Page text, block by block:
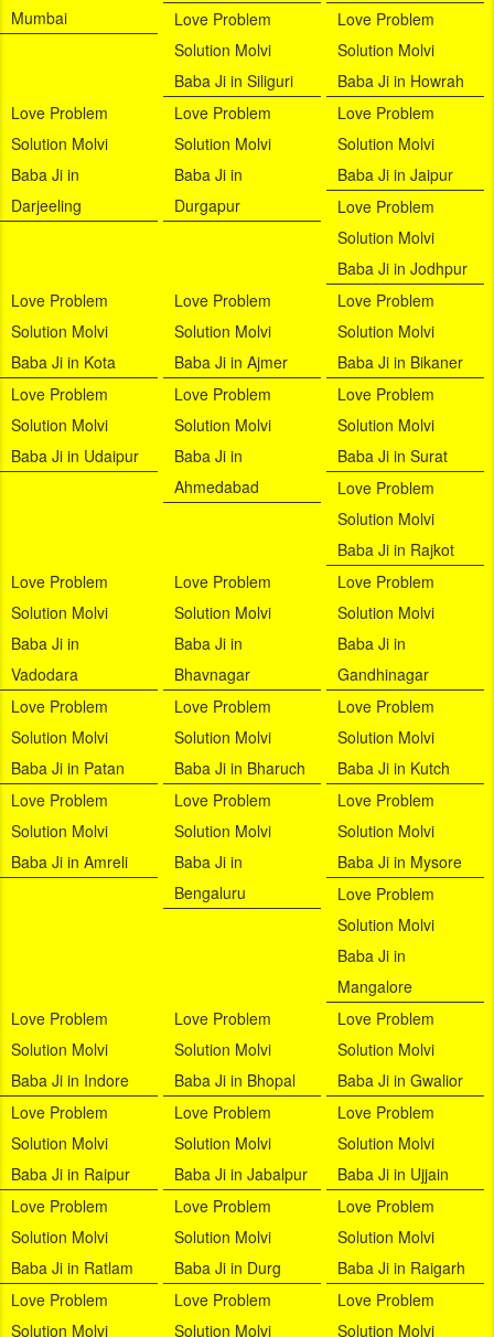
Mumbai
Love Problem
Solution Molvi
Baba Ji in Siliguri
Love Problem
Solution Molvi
Baba Ji in Howrah
Love Problem
Solution Molvi
Baba Ji in
Darjeeling
Love Problem
Solution Molvi
Baba Ji in
Durgapur
Love Problem
Solution Molvi
Baba Ji in Jaipur
Love Problem
Solution Molvi
Baba Ji in Jodhpur
Love Problem
Solution Molvi
Baba Ji in Kota
Love Problem
Solution Molvi
Baba Ji in Ajmer
Love Problem
Solution Molvi
Baba Ji in Bikaner
Love Problem
Solution Molvi
Baba Ji in Udaipur
Love Problem
Solution Molvi
Baba Ji in
Ahmedabad
Love Problem
Solution Molvi
Baba Ji in Surat
Love Problem
Solution Molvi
Baba Ji in Rajkot
Love Problem
Solution Molvi
Baba Ji in
Vadodara
Love Problem
Solution Molvi
Baba Ji in
Bhavnagar
Love Problem
Solution Molvi
Baba Ji in
Gandhinagar
Love Problem
Solution Molvi
Baba Ji in Patan
Love Problem
Solution Molvi
Baba Ji in Bharuch
Love Problem
Solution Molvi
Baba Ji in Kutch
Love Problem
Solution Molvi
Baba Ji in Amreli
Love Problem
Solution Molvi
Baba Ji in
Bengaluru
Love Problem
Solution Molvi
Baba Ji in Mysore
Love Problem
Solution Molvi
Baba Ji in
Mangalore
Love Problem
Solution Molvi
Baba Ji in Indore
Love Problem
Solution Molvi
Baba Ji in Bhopal
Love Problem
Solution Molvi
Baba Ji in Gwalior
Love Problem
Solution Molvi
Baba Ji in Raipur
Love Problem
Solution Molvi
Baba Ji in Jabalpur
Love Problem
Solution Molvi
Baba Ji in Ujjain
Love Problem
Solution Molvi
Baba Ji in Ratlam
Love Problem
Solution Molvi
Baba Ji in Durg
Love Problem
Solution Molvi
Baba Ji in Raigarh
Love Problem
Solution Molvi
Love Problem
Solution Molvi
Love Problem
Solution Molvi